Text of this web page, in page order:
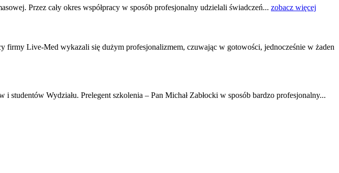
Przez cały okres współpracy w sposób profesjonalny udzielali świadczeń... zobacz więcej
firmy Live-Med wykazali się dużym profesjonalizmem, czuwając w gotowości, jednocześnie w żaden
Wydziału. Prelegent szkolenia – Pan Michał Zabłocki w sposób bardzo profesjonalny...